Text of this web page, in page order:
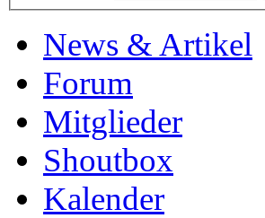
News & Artikel
Forum
Mitglieder
Shoutbox
Kalender